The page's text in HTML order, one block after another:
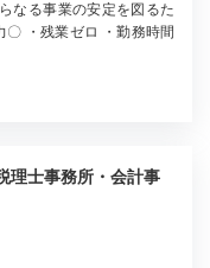
なる事業の安定を図るた
・残業ゼロ ・勤務時間
理士事務所・会計事